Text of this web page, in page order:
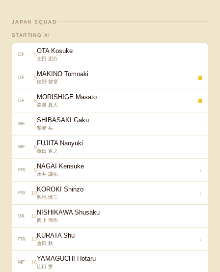
JAPAN SQUAD
STARTING XI
DF 3OTA Kosuke
太田 宏介
DF 5MAKINO Tomoaki
槙野 智章
DF 6MORISHIGE Masato
森重 真人
MF 7SHIBASAKI Gaku
柴崎 岳
MF 8FUJITA Naoyuki
藤田 直之
FW 9NAGAI Kensuke
永井 謙佑
↓
FW 10KOROKI Shinzo
興梠 慎三
↓
GK 12NISHIKAWA Shusaku
西川 周作
FW 13KURATA Shu
倉田 秋
↓
MF 16YAMAGUCHI Hotaru
山口 蛍